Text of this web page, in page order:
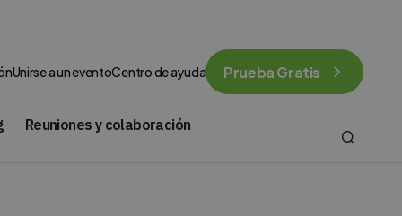
Unirse a un eventoCentro de ayuda Prueba Gratis
Reuniones y colaboración